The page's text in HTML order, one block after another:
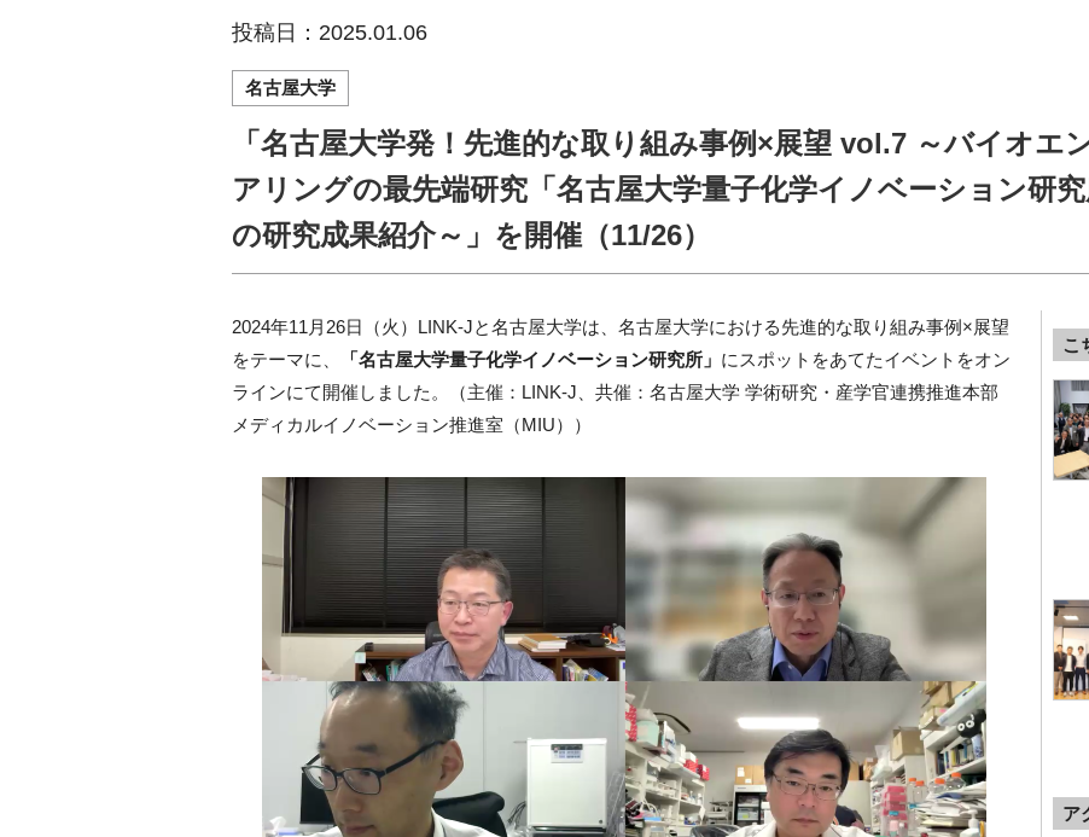
協賛・協力
投稿日：2025.01.06
名古屋大学
「名古屋大学発！先進的な取り組み事例×展望 vol.7 ～バイオエ
アリングの最先端研究「名古屋大学量子化学イノベーション研究
の研究成果紹介～」を開催（11/26）
2024年11月26日（火）LINK-Jと名古屋大学は、名古屋大学における先進的な取り組み事例×展望
をテーマに、
「名古屋大学量子化学イノベーション研究所」 にスポットをあてたイベントをオン
ラインにて開催しました。（主催：LINK-J、共催：名古屋大学 学術研究・産学官連携推進本部
メディカルイノベーション推進室（MIU））
こ
ア